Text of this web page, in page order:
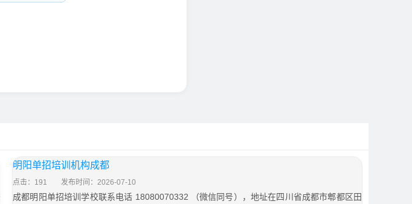
明阳单招培训机构成都
点击：191 发布时间：2026-07-10
成都明阳单招培训学校联系电话 18080070332 （微信同号），地址在四川省成都市郫都区田